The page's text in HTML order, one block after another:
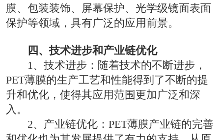
膜、包装装饰、屏幕保护、光学级镜面表面
保护等领域，具有广泛的应用前景。
四、技术进步和产业链优化
1、技术进步：随着技术的不断进步，
PET薄膜的生产工艺和性能得到了不断的提
升和优化，使得其应用范围更加广泛和深
入。
2、产业链优化：PET薄膜产业链的完善